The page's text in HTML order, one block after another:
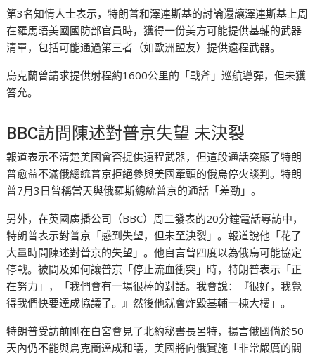
第3名知情人士表示，特朗普和澤連斯基的討論還讓澤連斯基上周
在羅馬晤美國國防部官員時，獲得一份美方可能提供基輔的武器
清單，包括可能通過第三者（如歐洲盟友）提供遠程武器。
烏克蘭曾請求提供射程約1600公里的「戰斧」巡航導彈，但未獲
答允。
BBC訪問陳述對普京失望 未決裂
報道表示不清楚美國會否提供遠程武器，但這段通話突顯了特朗
普愈益不滿俄總統普京拒絕參與美國牽頭的俄烏停火談判。特朗
普7月3日曾稱當天與俄羅斯總統普京的通話「差勁」。
另外，在英國廣播公司（BBC）周二發表的20分鐘電話專訪中，
特朗普表示對普京「感到失望，但未至決裂」。報道說他「花了
大量時間陳述對普京的失望」。他自言曾四度以為俄烏可能協定
停戰。被問及如何讓普京「停止流血衝突」時，特朗普表示「正
在努力」，「我們會有一場很棒的對話。我會說：『很好，我覺
得我們快要達成協議了。』然後他就會炸毀基輔一棟大樓」。
特朗普受訪前剛在白宮會見了北約秘書長呂特，揚言俄國倘於50
天內仍不能與烏克蘭達成和議，美國將向俄實施「非常嚴厲的關